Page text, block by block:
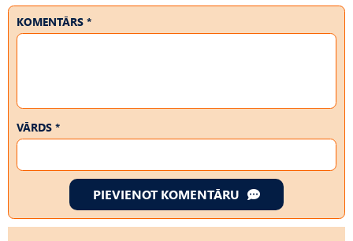
KOMENTĀRS *
VĀRDS *
PIEVIENOT KOMENTĀRU